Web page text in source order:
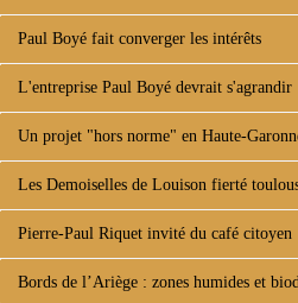
Paul Boyé fait converger les intérêts
L'entreprise Paul Boyé devrait s'agrandir
Un projet "hors norme" en Haute-
Les Demoiselles de Louison fierté
Pierre-Paul Riquet invité du café citoyen
Bords de l’Ariège : zones humides et